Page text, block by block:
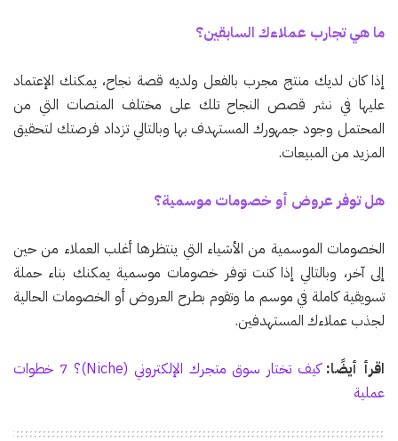
ما هي تجارب عملاءك السابقين؟
إذا كان لديك منتج مجرب بالفعل ولديه قصة نجاح، يمكنك الإعتماد
عليها في نشر قصص النجاح تلك على مختلف المنصات التي من
المحتمل وجود جمهورك المستهدف بها وبالتالي تزداد فرصتك لتحقيق
المزيد من المبيعات.
هل توفر عروض أو خصومات موسمية؟
الخصومات الموسمية من الأشياء التي ينتظرها أغلب العملاء من حين
إلى آخر، وبالتالي إذا كنت توفر خصومات موسمية يمكنك بناء حملة
تسويقية كاملة في موسم ما وتقوم بطرح العروض أو الخصومات الحالية
لجذب عملاءك المستهدفين.
اقرأ أيضًا:
كيف تختار سوق متجرك الإلكتروني (Niche)؟ 7 خطوات
عملية